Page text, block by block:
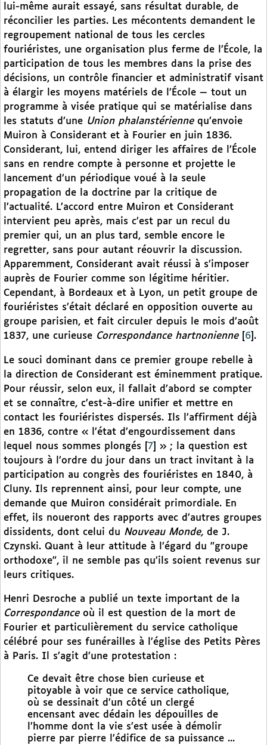
lui-même aurait essayé, sans résultat durable, de
réconcilier les parties. Les mécontents demandent le
regroupement national de tous les cercles
fouriéristes, une organisation plus ferme de l’École, la
participation de tous les membres dans la prise des
décisions, un contrôle financier et administratif visant
à élargir les moyens matériels de l’École — tout un
programme à visée pratique qui se matérialise dans
les statuts d’une Union phalanstériennequ’envoie
Muiron à Considerant et à Fourier en juin 1836.
Considerant, lui, entend diriger les affaires de l’École
sans en rendre compte à personne et projette le
lancement d’un périodique voué à la seule
propagation de la doctrine par la critique de
l’actualité. L’accord entre Muiron et Considerant
intervient peu après, mais c’est par un recul du
premier qui, un an plus tard, semble encore le
regretter, sans pour autant réouvrir la discussion.
Apparemment, Considerant avait réussi à s’imposer
auprès de Fourier comme son légitime héritier.
Cependant, à Bordeaux et à Lyon, un petit groupe de
fouriéristes s’était déclaré en opposition ouverte au
groupe parisien, et fait circuler depuis le mois d’août
1837, une curieuse Correspondance hartnonienne[ 6 .
Le souci dominant dans ce premier groupe rebelle à
la direction de Considerant est éminemment pratique.
Pour réussir, selon eux, il fallait d’abord se compter
et se connaître, c’est-à-dire unifier et mettre en
contact les fouriéristes dispersés. Ils l’affirment déjà
en 1836, contre « l’état d’engourdissement dans
lequel nous sommes plongés
7
» ; la question est
toujours à l’ordre du jour dans un tract invitant à la
participation au congrès des fouriéristes en 1840, à
Cluny. Ils reprennent ainsi, pour leur compte, une
demande que Muiron considérait primordiale. En
effet, ils noueront des rapports avec d’autres groupes
dissidents, dont celui du Nouveau Monde, de J.
Czynski. Quant à leur attitude à l’égard du "groupe
orthodoxe", il ne semble pas qu’ils soient revenus sur
leurs critiques.
Henri Desroche a publié un texte important de la
Correspondanceoù il est question de la mort de
Fourier et particulièrement du service catholique
célébré pour ses funérailles à l’église des Petits Pères
à Paris. Il s’agit d’une protestation :
Ce devait être chose bien curieuse et
pitoyable à voir que ce service catholique,
où se dessinait d’un côté un clergé
encensant avec dédain les dépouilles de
l’homme dont la vie s’est usée à démolir
pierre par pierre l’édifice de sa puissance ...